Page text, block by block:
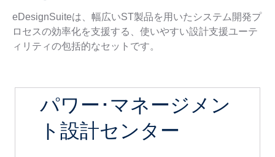
eDesignSuiteは、幅広いST製品を用いたシステム開発プ
ロセスの効率化を支援する、使いやすい設計支援ユーテ
ィリティの包括的なセットです。
パワー･マネージメン
ト設計センター